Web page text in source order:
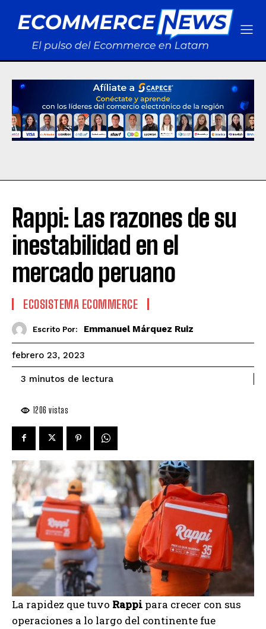
Rappi: Las razones de su
inestabilidad en el
mercado peruano
ECOSISTEMA ECOMMERCE
Escrito Por: Emmanuel Márquez Ruiz
febrero 23, 2023
3 minutos de lectura
1206 vistas
La rapidez que tuvo Rappi para crecer con sus
operaciones a lo largo del continente fue